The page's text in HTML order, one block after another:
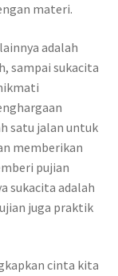
materi.
adalah
sampai sukacita
satu jalan untuk
memberikan
pujian
sukacita adalah
juga praktik
cinta kita